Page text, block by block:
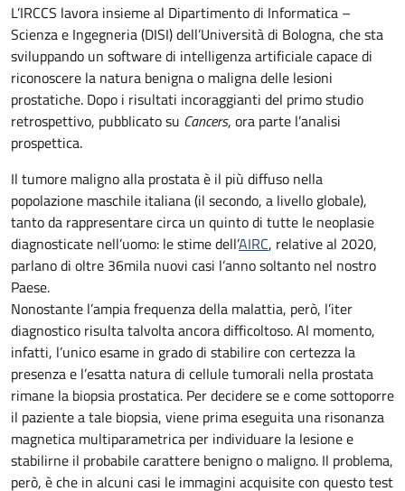
L’IRCCS lavora insieme al Dipartimento di Informatica –
Scienza e Ingegneria (DISI) dell’Università di Bologna, che sta
sviluppando un software di intelligenza artificiale capace di
riconoscere la natura benigna o maligna delle lesioni
prostatiche. Dopo i risultati incoraggianti del primo studio
retrospettivo, pubblicato su Cancers, ora parte l’analisi
prospettica.
Il tumore maligno alla prostata è il più diffuso nella
popolazione maschile italiana (il secondo, a livello globale),
tanto da rappresentare circa un quinto di tutte le neoplasie
diagnosticate nell’uomo: le stime dell’AIRC, relative al 2020,
parlano di oltre 36mila nuovi casi l’anno soltanto nel nostro
Paese.
Nonostante l’ampia frequenza della malattia, però, l’iter
diagnostico risulta talvolta ancora difficoltoso. Al momento,
infatti, l’unico esame in grado di stabilire con certezza la
presenza e l’esatta natura di cellule tumorali nella prostata
rimane la biopsia prostatica. Per decidere se e come sottoporre
il paziente a tale biopsia, viene prima eseguita una risonanza
magnetica multiparametrica per individuare la lesione e
stabilirne il probabile carattere benigno o maligno. Il problema,
però, è che in alcuni casi le immagini acquisite con questo test